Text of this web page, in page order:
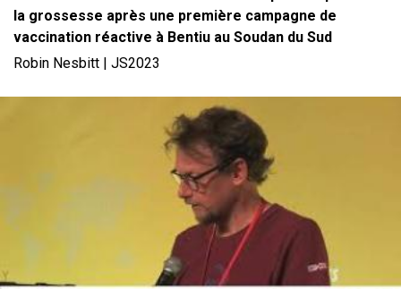
la grossesse après une première campagne de
vaccination réactive à Bentiu au Soudan du Sud
Robin Nesbitt | JS2023